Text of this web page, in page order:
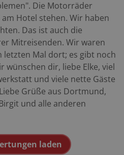
Die Motorräder
Hotel stehen. Wir haben
Das ist auch die
Mitreisenden. Wir waren
Mal dort; es gibt noch
wünschen dir, liebe Elke, viel
und viele nette Gäste
Grüße aus Dortmund,
und alle anderen
laden